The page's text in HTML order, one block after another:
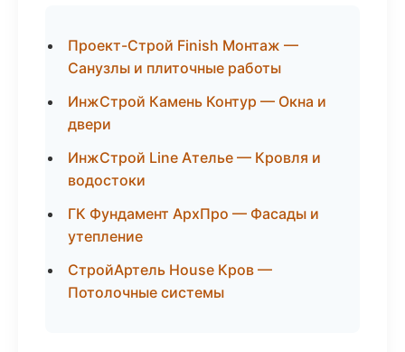
Проект-Строй Finish Монтаж —
Санузлы и плиточные работы
ИнжСтрой Камень Контур — Окна и
двери
ИнжСтрой Line Ателье — Кровля и
водостоки
ГК Фундамент АрхПро — Фасады и
утепление
СтройАртель House Кров —
Потолочные системы